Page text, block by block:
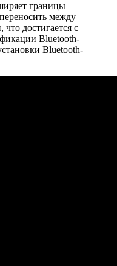
границы
между
достигается с
Bluetooth-
Bluetooth-